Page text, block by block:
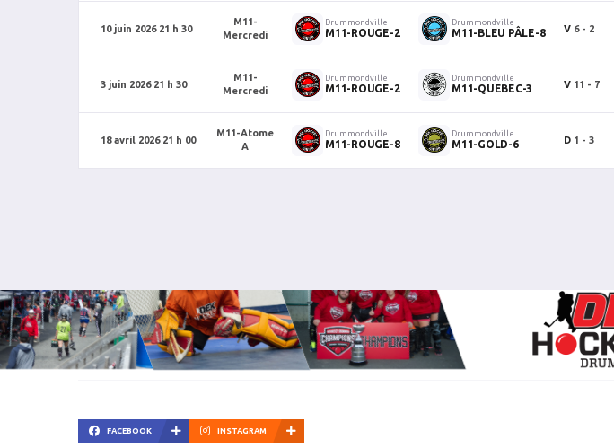
10 juin 2026 21 h 30
M11-
Mercredi
Drummondville
M11-ROUGE-2
Drummondville
M11-BLEU PÂLE-8 V 6 - 2
3 juin 2026 21 h 30
M11-
Mercredi
Drummondville
M11-ROUGE-2
Drummondville
M11-QUEBEC-3 V 11 - 7
18 avril 2026 21 h 00
M11-Atome
A
Drummondville
M11-ROUGE-8
Drummondville
M11-GOLD-6 D 1 - 3
FACEBOOK INSTAGRAM